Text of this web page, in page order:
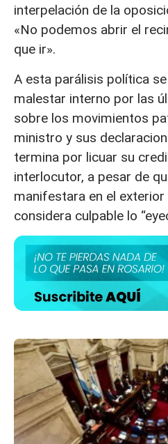
interpelación de la
«No podemos abrir el
que ir».
A esta parálisis política
malestar interno por las
sobre los movimientos
ministro y sus
termina por licuar su
interlocutor, a pesar de
manifestara en el
considera culpable lo